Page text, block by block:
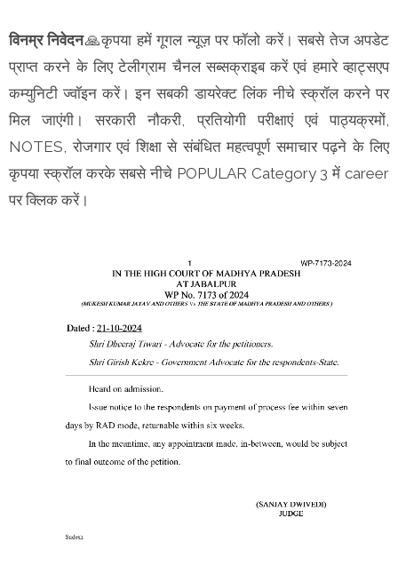
विनम्र निवेदन🙏कृपया हमें गूगल न्यूज़ पर फॉलो करें। सबसे तेज अपडेट
प्राप्त करने के लिए टेलीग्राम चैनल सब्सक्राइब करें एवं हमारे व्हाट्सएप
कम्युनिटी ज्वॉइन करें। इन सबकी डायरेक्ट लिंक नीचे स्क्रॉल करने पर
मिल जाएंगी। सरकारी नौकरी, प्रतियोगी परीक्षाएं एवं पाठ्यक्रमों,
NOTES, रोजगार एवं शिक्षा से संबंधित महत्वपूर्ण समाचार पढ़ने के लिए
कृपया स्क्रॉल करके सबसे नीचे POPULAR Category 3 में career
पर क्लिक करें।